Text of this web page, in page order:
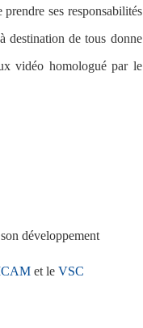
ses responsabilités
destination de tous donne
vidéo homologué par le
développement
et le VSC